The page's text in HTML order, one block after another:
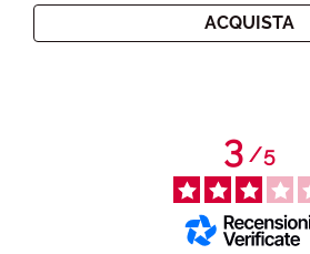
ACQUISTA
3/5